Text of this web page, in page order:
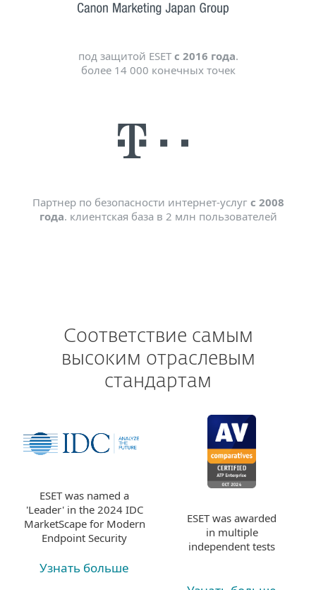
под защитой ESET с 2016 года.
более 14 000 конечных точек
Партнер по безопасности интернет-услуг с 2008
года. клиентская база в 2 млн пользователей
Соответствие самым
высоким отраслевым
стандартам
ESET was named a
'Leader' in the 2024 IDC
MarketScape for Modern
Endpoint Security
Узнать больше
ESET was awarded
in multiple
independent tests